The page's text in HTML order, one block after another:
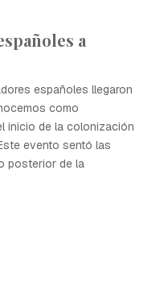
a
españoles llegaron
como
inicio de la colonización
evento sentó las
posterior de la